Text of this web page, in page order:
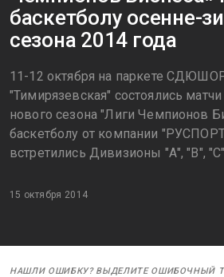
баскетболу осенне-
сезона 2014 года
11-12 октября на паркете
"Тимирязевская" состоялись
нового сезона "Лиги Чемпионов
баскетболу от компании
встретились Дивизионы "А", "В",
15 октября 2014
НАШЛИ ОШИБКУ? ВЫДЕЛИТЕ ОШИБОЧНЫЙ